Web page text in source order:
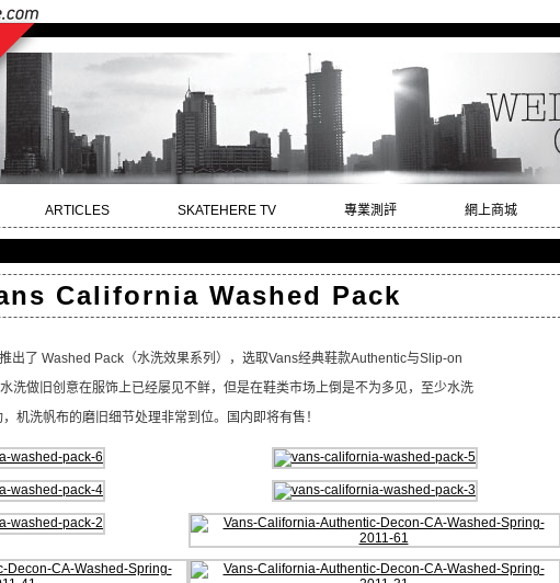
ARTICLES SKATEHERE TV 專業測評 網上商城
California Washed Pack
出了 Washed Pack（水洗效果系列），选取Vans经典鞋款Authentic与Slip-on
洗做旧创意在服饰上已经屡见不鲜，但是在鞋类市场上倒是不为多见，至少水洗
机洗帆布的磨旧细节处理非常到位。国内即将有售！